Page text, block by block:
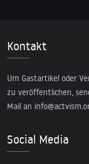
Kontakt
Um Gastartikel oder
zu veröffentlichen,
Mail an
Social Media